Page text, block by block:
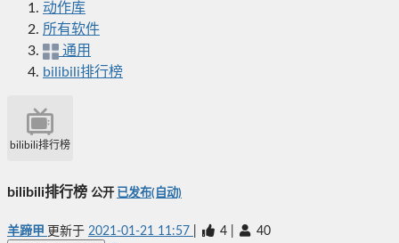
动作库
所有软件
通用
bilibili排行榜
bilibili排行榜
bilibili排行榜 公开 已发布(自动)
羊蹄甲 更新于 2021-01-21 11:57 4 40